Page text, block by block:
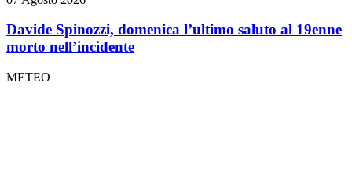
Davide Spinozzi, domenica l’ultimo saluto al 19enne
morto nell’incidente
METEO